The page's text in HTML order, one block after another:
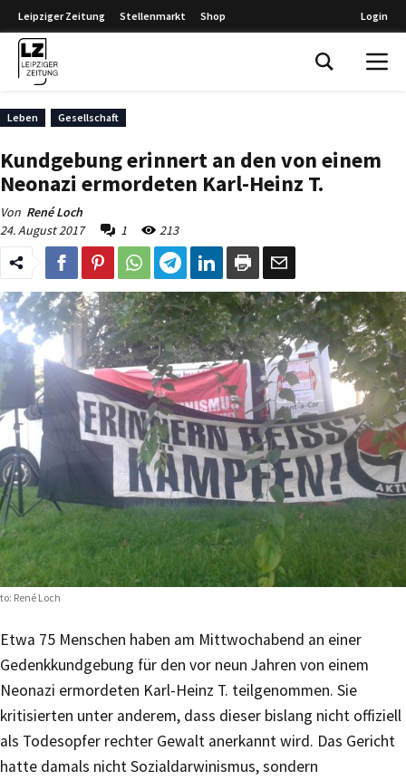
Leipziger Zeitung Stellenmarkt Shop Login
Leben Gesellschaft
Kundgebung erinnert an den von einem
Neonazi ermordeten Karl-Heinz T.
Von René Loch
24. August 2017
1 213
René Loch
Etwa 75 Menschen haben am Mittwochabend an einer
Gedenkkundgebung für den vor neun Jahren von einem
Neonazi ermordeten Karl-Heinz T. teilgenommen. Sie
kritisierten unter anderem, dass dieser bislang nicht offiziell
als Todesopfer rechter Gewalt anerkannt wird. Das Gericht
hatte damals nicht Sozialdarwinismus, sondern